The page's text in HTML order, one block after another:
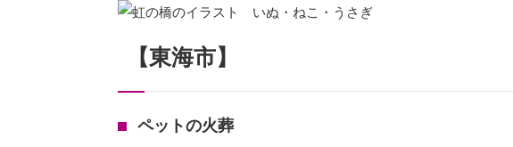
【東海市】
ペットの火葬